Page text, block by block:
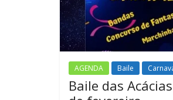
AGENDA Baile
Baile das